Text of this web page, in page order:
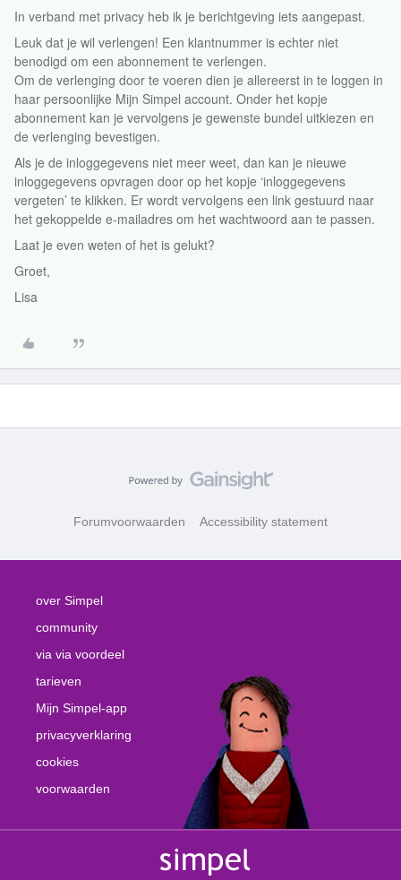
In verband met privacy heb ik je berichtgeving iets aangepast.
Leuk dat je wil verlengen! Een klantnummer is echter niet
benodigd om een abonnement te verlengen.
Om de verlenging door te voeren dien je allereerst in te loggen in
haar persoonlijke Mijn Simpel account. Onder het kopje
abonnement kan je vervolgens je gewenste bundel uitkiezen en
de verlenging bevestigen.
Als je de inloggegevens niet meer weet, dan kan je nieuwe
inloggegevens opvragen door op het kopje ‘inloggegevens
vergeten’ te klikken. Er wordt vervolgens een link gestuurd naar
het gekoppelde e-mailadres om het wachtwoord aan te passen.
Laat je even weten of het is gelukt?
Groet,
Lisa
Forumvoorwaarden Accessibility statement
over Simpel
community
via via voordeel
tarieven
Mijn Simpel-app
privacyverklaring
cookies
voorwaarden